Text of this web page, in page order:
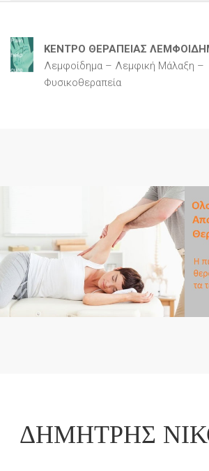
ΚΕΝΤΡΟ ΘΕΡΑΠΕΙΑΣ
Λεμφοίδημα – Λεμφική Μάλαξη –
Φυσικοθεραπεία
ΔΗΜΗΤΡΗΣ